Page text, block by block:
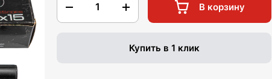
1 В корзину
Купить в 1 клик